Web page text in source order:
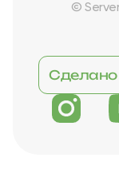
©
Сделано